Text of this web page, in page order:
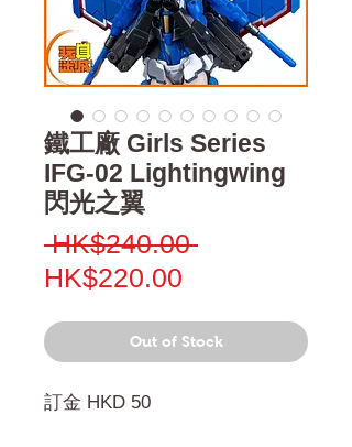
鐵工廠 Girls Series
IFG-02 Lightingwing
閃光之翼
HK$240.00 Regular
HK$220.00
Out of Stock
訂金 HKD 50